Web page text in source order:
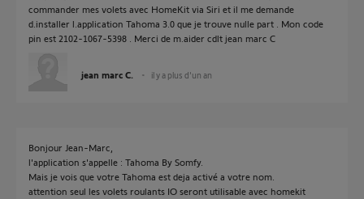
commander mes volets avec HomeKit via Siri et il me demande
d.installer l.application Tahoma 3.0 que je trouve nulle part . Mon code
pin est 2102-1067-5398 . Merci de m.aider cdlt jean marc C
jean marc C. il y a plus d'un an
Bonjour Jean-Marc,
l'application s'appelle : Tahoma By Somfy.
Mais je vois que votre Tahoma est deja activé a votre nom.
attention seul les volets roulants IO seront utilisable avec homekit